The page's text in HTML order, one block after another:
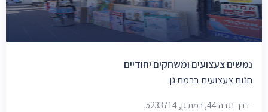
נמשים צעצועים ומשחקים יחודיים
חנות צעצועים ברמת גן
דרך נגבה 44, רמת גן, 5233714